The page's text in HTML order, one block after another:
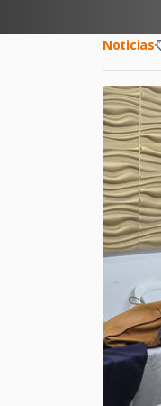
Noticias·